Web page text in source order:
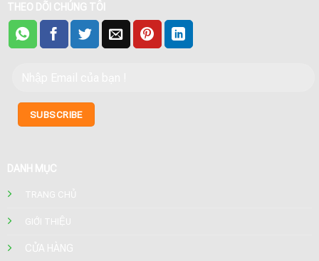
THEO DÕI CHÚNG TÔI
DANH MỤC
TRANG CHỦ
GIỚI THIỆU
CỬA HÀNG